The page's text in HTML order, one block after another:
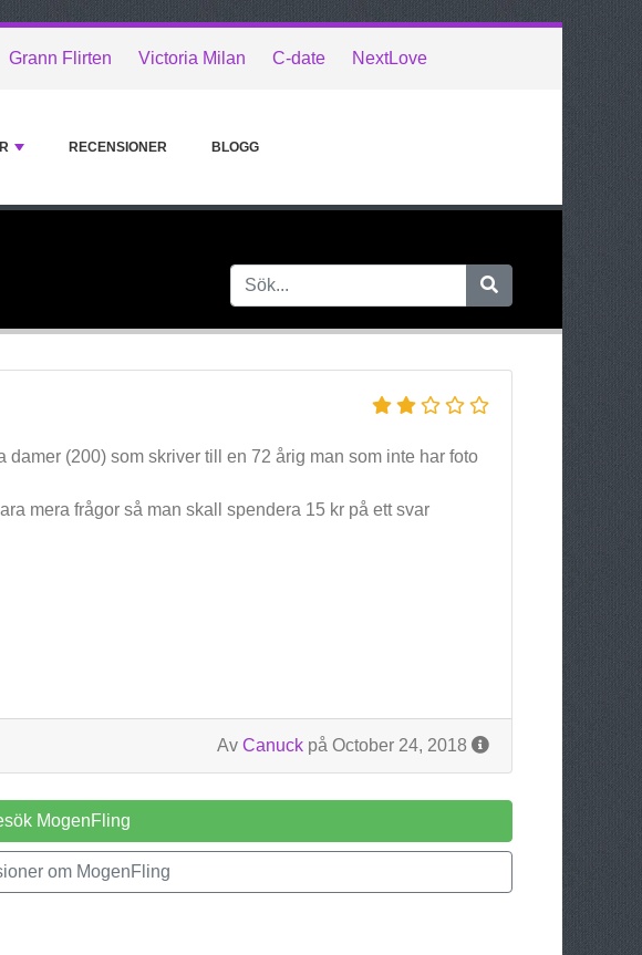
Grann Flirten Victoria Milan C-date NextLove
RECENSIONER BLOGG
(200) som skriver till en 72 årig man som inte har foto
mera frågor så man skall spendera 15 kr på ett svar
Av Canuck på October 24, 2018
MogenFling
om MogenFling